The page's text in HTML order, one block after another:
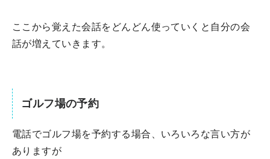
ここから覚えた会話をどんどん使っていくと自分の会
話が増えていきます。
ゴルフ場の予約
電話でゴルフ場を予約する場合、いろいろな言い方が
ありますが